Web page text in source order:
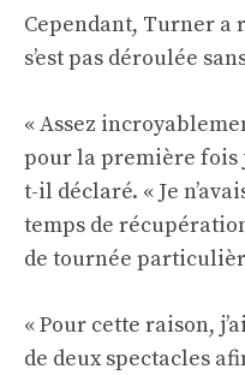
Cependant, Turner a
s’est pas déroulée
« Assez
pour la première fois
t-il déclaré. « Je
temps de
de tournée
« Pour cette raison,
de deux spectacles